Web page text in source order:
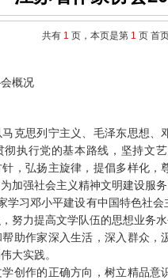
共有 1 页，本页是第 1 页 首
概况
思列宁主义、毛泽东思想、
彻执行党的基本路线，坚持文
，弘扬主旋律，提倡多样化
加强社会主义精神文明建设服务
习邓小平建设有中国特色社会
努力提高文学队伍的思想业务水
作家深入生活，深入群众，
大实践。
作的正确方向，树立精品意